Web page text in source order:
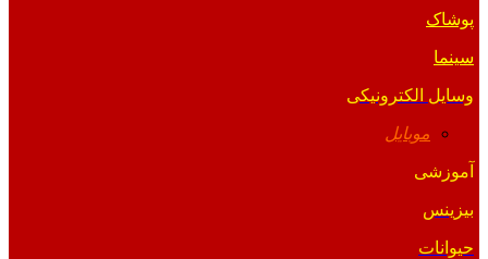
پوشاک
سینما
وسایل الکترونیکی
موبایل
آموزشی
بیزینس
حیوانات